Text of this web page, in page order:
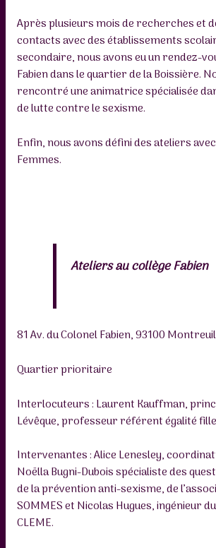
Après plusieurs mois de recherches et
contacts avec des établissements
secondaire, nous avons eu un rendez-
Fabien dans le quartier de la Boissière.
rencontré une animatrice spécialisée
de lutte contre le sexisme.
Enfin, nous avons défini des ateliers
Femmes.
Ateliers au collège Fabien
81 Av. du Colonel Fabien, 93100 Montreuil
Quartier prioritaire
Interlocuteurs : Laurent Kauffman,
Lévêque, professeur référent égalité
Intervenantes : Alice Lenesley,
Noëlla Bugni-Dubois spécialiste des
de la prévention anti-sexisme, de
SOMMES et Nicolas Hugues, ingénieur
CLEME.